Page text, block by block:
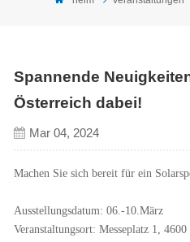
Spannende
Österreich dabei!
Mar 04, 2024
Machen Sie sich bereit für ein
Ausstellungsdatum: 06.-10.März
Veranstaltungsort: Messeplatz 1,